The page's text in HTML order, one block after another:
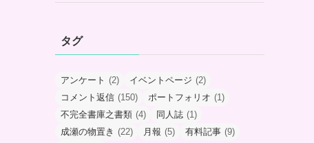
タグ
アンケート (2) イベントページ (2)
コメント返信 (150) ポートフォリオ (1)
不完全書庫之書類 (4) 同人誌 (1)
成瀬の物置き (22) 月報 (5) 有料記事 (9)